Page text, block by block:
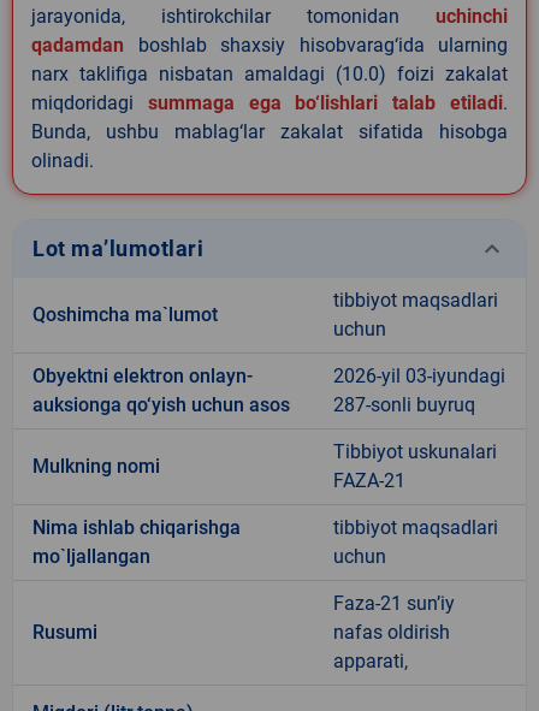
jarayonida, ishtirokchilar tomonidan uchinchi
qadamdan boshlab shaxsiy hisobvarag‘ida ularning
narx taklifiga nisbatan amaldagi (10.0) foizi zakalat
miqdoridagi summaga ega bo‘lishlari talab etiladi.
Bunda, ushbu mablag‘lar zakalat sifatida hisobga
olinadi.
Lot ma’lumotlari keyboard_arrow_down
Qoshimcha ma`lumot
tibbiyot maqsadlari
uchun
Obyektni elektron onlayn-
auksionga qo‘yish uchun asos
2026-yil 03-iyundagi
287-sonli buyruq
Mulkning nomi
Tibbiyot uskunalari
FAZA-21
Nima ishlab chiqarishga
mo`ljallangan
tibbiyot maqsadlari
uchun
Rusumi
Faza-21 sun’iy
nafas oldirish
apparati,